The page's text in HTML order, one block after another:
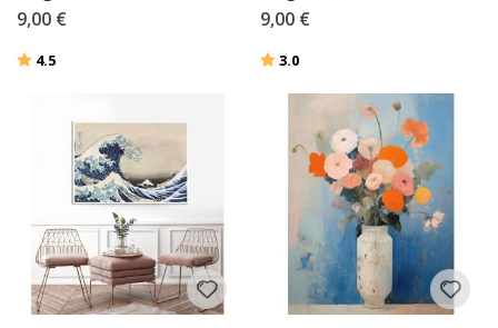
9,00 €
Hodnotenie:
4.5
9,00 €
Hodnotenie:
3.0